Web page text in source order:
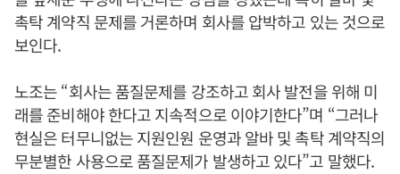
촉탁 계약직 문제를 거론하며 회사를 압박하고 있는 것으로
보인다.
노조는 “회사는 품질문제를 강조하고 회사 발전을 위해 미
래를 준비해야 한다고 지속적으로 이야기한다”며 “그러나
현실은 터무니없는 지원인원 운영과 알바 및 촉탁 계약직의
무분별한 사용으로 품질문제가 발생하고 있다”고 말했다.